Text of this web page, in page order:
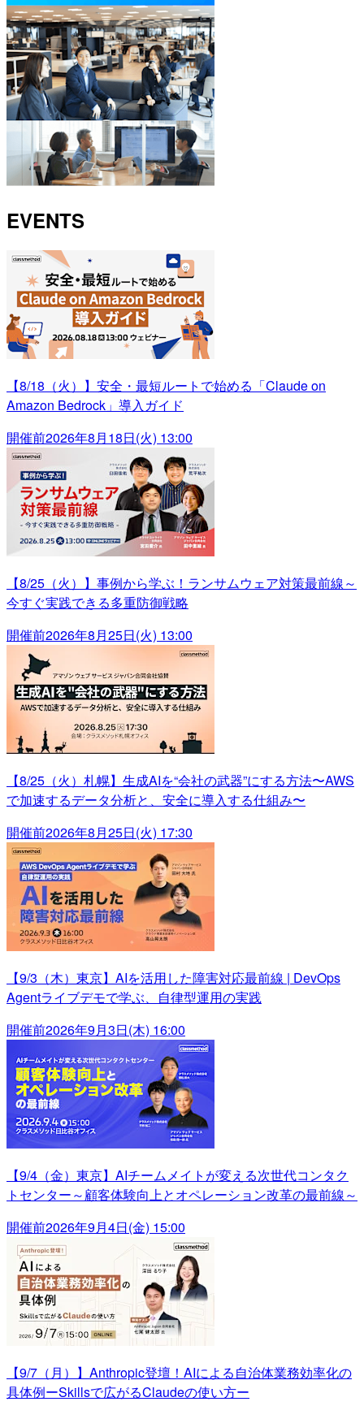
EVENTS
【8/18（火）】安全・最短ルートで始める「Claude on
Amazon Bedrock」導入ガイド
開催前2026年8月18日(火) 13:00
【8/25（火）】事例から学ぶ！ランサムウェア対策最前線～
今すぐ実践できる多重防御戦略
開催前2026年8月25日(火) 13:00
【8/25（火）札幌】生成AIを“会社の武器”にする方法〜AWS
で加速するデータ分析と、安全に導入する仕組み〜
開催前2026年8月25日(火) 17:30
【9/3（木）東京】AIを活用した障害対応最前線 | DevOps
Agentライブデモで学ぶ、自律型運用の実践
開催前2026年9月3日(木) 16:00
【9/4（金）東京】AIチームメイトが変える次世代コンタク
トセンター～顧客体験向上とオペレーション改革の最前線～
開催前2026年9月4日(金) 15:00
【9/7（月）】Anthropic登壇！AIによる自治体業務効率化の
具体例ーSkillsで広がるClaudeの使い方ー